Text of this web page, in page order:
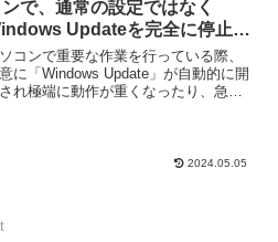
ンで、通常の設定ではなく
Updateを完全に停止す
手順【サービ
/regedit/home/pro】
コンで重要な作業を行っている際、
に「Windows Update」が自動的に開
れ極端に動作が重くなったり、急に
2024.05.05